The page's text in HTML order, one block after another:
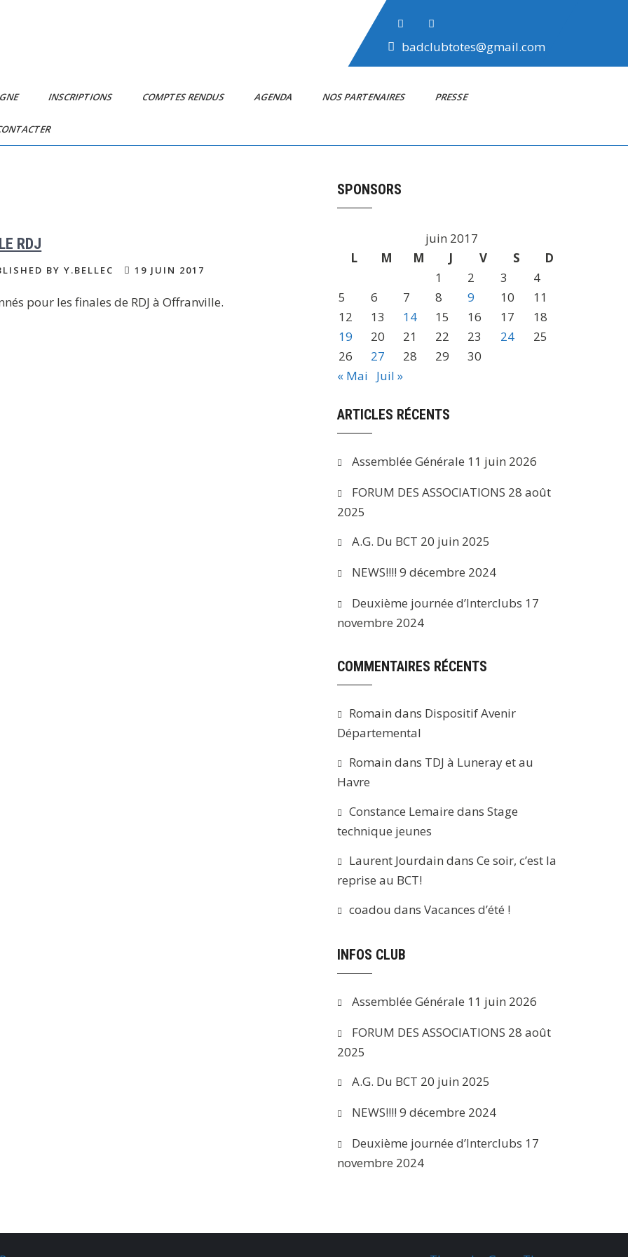
badclubtotes@gmail.com
INSCRIPTIONS COMPTES RENDUS AGENDA NOS PARTENAIRES PRESSE
RDJ
BY Y.BELLEC 19 JUIN 2017
pour les finales de RDJ à Offranville.
SPONSORS
juin 2017
L
M M J V S
D
1
2 3
4
5
6 7 8 9 10
11
12
13 14 15 16 17
18
19
20 21 22 23 24
25
26
27 28 29
30
« Mai
Juil »
ARTICLES RÉCENTS
Assemblée Générale 11 juin 2026
FORUM DES ASSOCIATIONS 28 août
2025
A.G. Du BCT 20 juin 2025
NEWS!!!! 9 décembre 2024
Deuxième journée d’Interclubs 17
novembre 2024
COMMENTAIRES RÉCENTS
Romain dans Dispositif Avenir
Départemental
Romain dans TDJ à Luneray et au
Havre
Constance Lemaire dansStage
technique jeunes
Laurent Jourdain dansCe soir, c’est la
reprise au BCT!
coadou dansVacances d’été !
INFOS CLUB
Assemblée Générale 11 juin 2026
FORUM DES ASSOCIATIONS 28 août
2025
A.G. Du BCT 20 juin 2025
NEWS!!!! 9 décembre 2024
Deuxième journée d’Interclubs 17
novembre 2024